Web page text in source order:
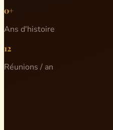
0+
Ans d'histoire
12
Réunions / an